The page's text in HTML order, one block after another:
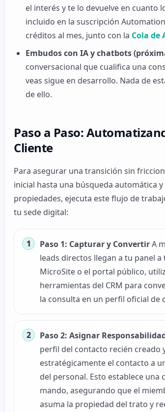
el interés y te lo devuelve en cuanto
incluido en la suscripción
créditos al mes, junto con la Cola de
Embudos con IA y chatbots
conversacional que cualifica una
veas sigue en desarrollo. Nada de
de ello.
Paso a Paso:
Cliente
Para asegurar una transición sin
inicial hasta una búsqueda automática y
propiedades, ejecuta este flujo de
tu sede digital:
Paso 1: Capturar y ConvertirA
leads directos llegan a tu panel a
MicroSite o el portal público,
herramientas del CRM para
la consulta en un perfil oficial de
Paso 2: Asignar
perfil del contacto recién creado
estratégicamente el contacto a
del personal. Esto establece una
mando, asegurando que el
asuma la propiedad del trato y